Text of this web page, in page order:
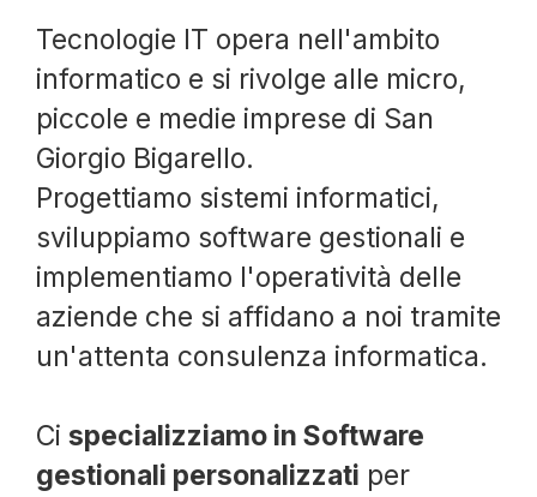
Tecnologie IT opera nell'ambito
informatico e si rivolge alle micro,
piccole e medie imprese di San
Giorgio Bigarello.
Progettiamo sistemi informatici,
sviluppiamo software gestionali e
implementiamo l'operatività delle
aziende che si affidano a noi tramite
un'attenta consulenza informatica.
Ci specializziamo in Software
gestionali personalizzati per